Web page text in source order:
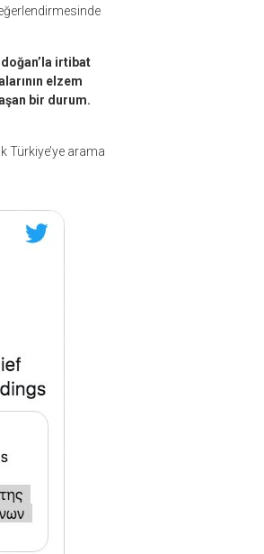
irtibat
elzem
bir durum.
Türkiye’ye arama